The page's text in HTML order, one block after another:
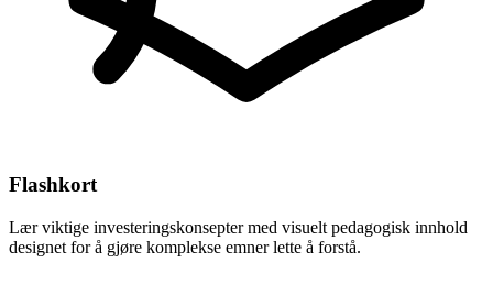
Flashkort
Lær viktige investeringskonsepter med visuelt pedagogisk innhold
designet for å gjøre komplekse emner lette å forstå.